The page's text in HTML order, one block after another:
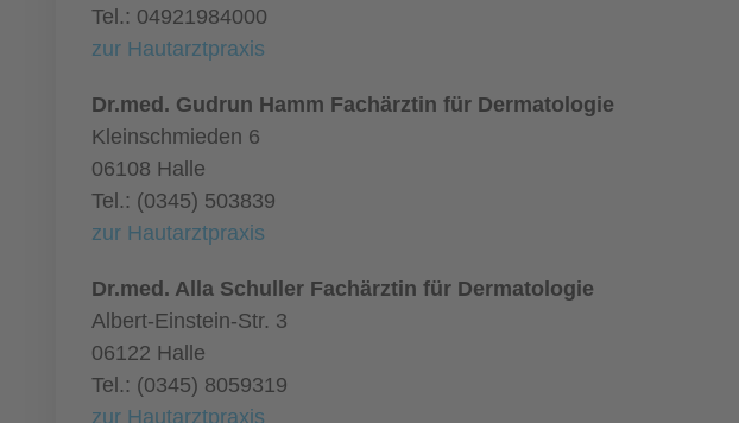
Tel.: 04921984000
zur Hautarztpraxis
Dr.med. Gudrun Hamm Fachärztin für Dermatologie
Kleinschmieden 6
06108 Halle
Tel.: (0345) 503839
zur Hautarztpraxis
Dr.med. Alla Schuller Fachärztin für Dermatologie
Albert-Einstein-Str. 3
06122 Halle
Tel.: (0345) 8059319
zur Hautarztpraxis